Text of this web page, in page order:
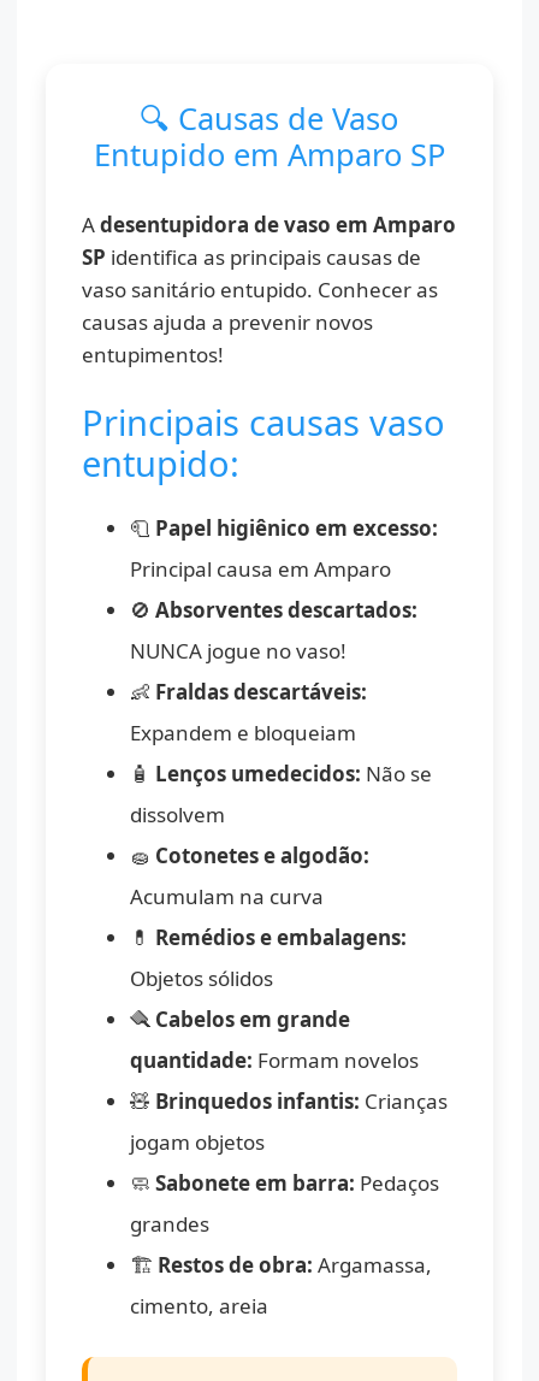
🔍 Causas de Vaso
Entupido em Amparo SP
Adesentupidora de vaso em Amparo
SP identifica as principais causas de
vaso sanitário entupido. Conhecer as
causas ajuda a prevenir novos
entupimentos!
Principais causas vaso
entupido:
🧻 Papel higiênico em excesso:
Principal causa em Amparo
🚫Absorventes descartados:
NUNCA jogue no vaso!
👶 Fraldas descartáveis:
Expandem e bloqueiam
🧴 Lenços umedecidos: Não se
dissolvem
🧽 Cotonetes e algodão:
Acumulam na curva
💊 Remédios e embalagens:
Objetos sólidos
🪮 Cabelos em grande
quantidade: Formam novelos
🧸 Brinquedos infantis: Crianças
jogam objetos
🧼Sabonete em barra: Pedaços
grandes
🏗️ Restos de obra: Argamassa,
cimento, areia